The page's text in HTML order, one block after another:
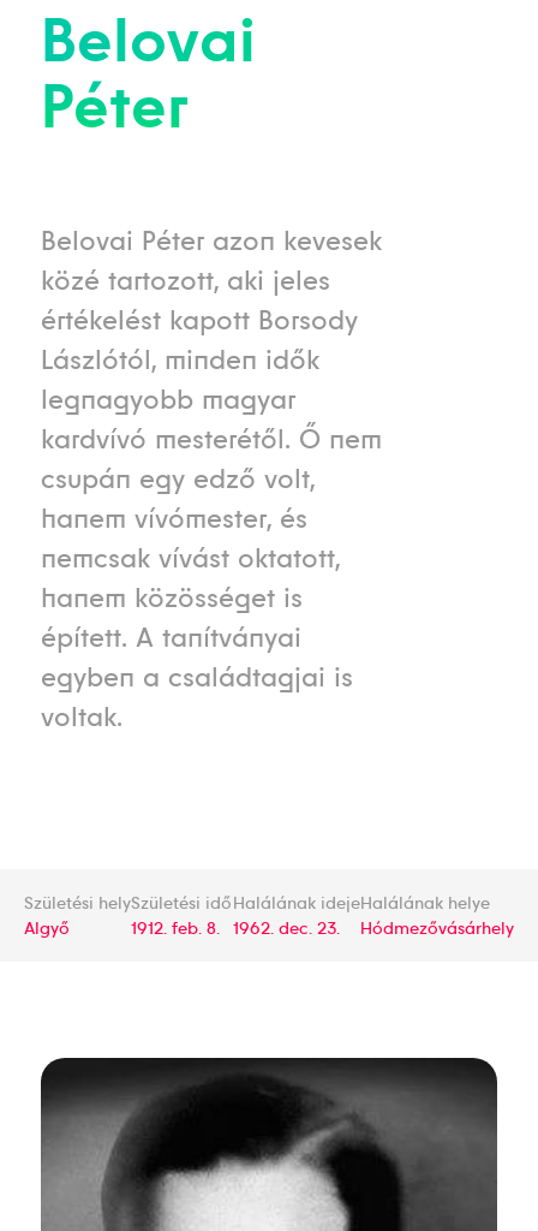
Belovai
Péter
Belovai Péter azon kevesek
közé tartozott, aki jeles
értékelést kapott Borsody
Lászlótól, minden idők
legnagyobb magyar
kardvívó mesterétől. Ő nem
csupán egy edző volt,
hanem vívómester, és
nemcsak vívást oktatott,
hanem közösséget is
épített. A tanítványai
egyben a családtagjai is
voltak.
Születési hely
Algyő
Születési idő
1912. feb. 8.
Halálának ideje
1962. dec. 23.
Halálának helye
Hódmezővásárhely